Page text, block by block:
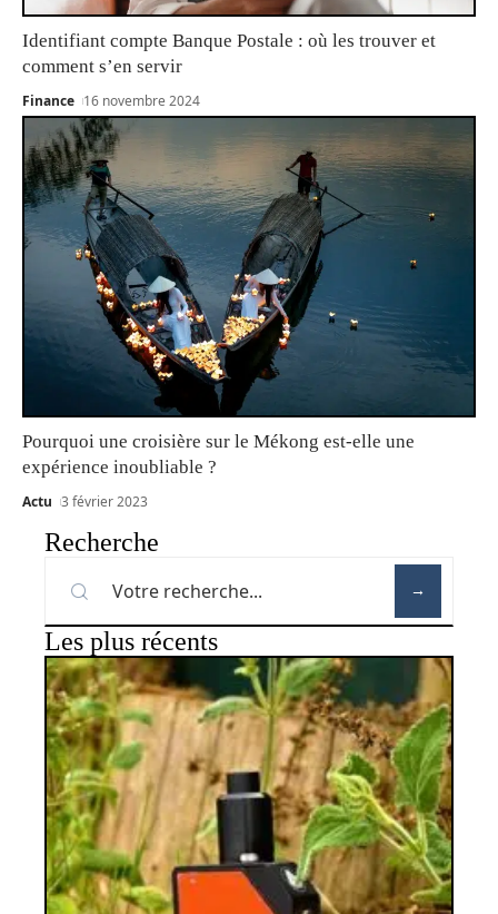
Identifiant compte Banque Postale : où les trouver et
comment s’en servir
Finance 16 novembre 2024
Pourquoi une croisière sur le Mékong est-elle une
expérience inoubliable ?
Actu 3 février 2023
Recherche
Les plus récents